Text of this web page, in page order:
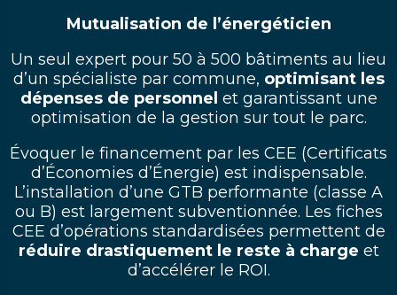
Mutualisation de l’énergéticien
Un seul expert pour 50 à 500 bâtiments au lieu
d’un spécialiste par commune, optimisant les
dépenses de personnel et garantissant une
optimisation de la gestion sur tout le parc.
Évoquer le financement par les CEE (Certificats
d’Économies d’Énergie) est indispensable.
L’installation d’une GTB performante (classe A
ou B) est largement subventionnée. Les fiches
CEE d’opérations standardisées permettent de
réduire drastiquement le reste à charge et
d’accélérer le ROI.